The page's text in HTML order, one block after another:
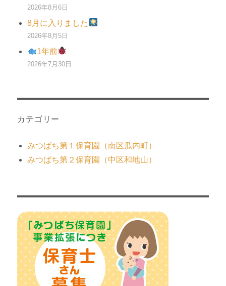
2026年8月6日
8月に入りました
2026年8月5日
1年前
2026年7月30日
カテゴリー
みつばち第１保育園（南区瓜内町）
みつばち第２保育園（中区和地山）